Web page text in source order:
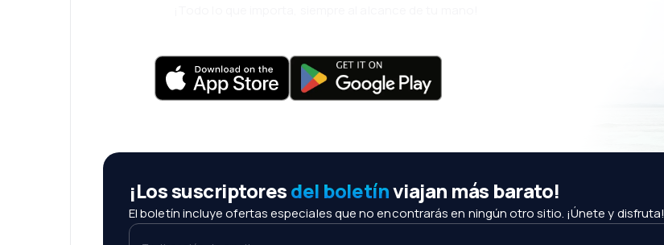
¡Los suscriptoresdel boletínviajan más barato!
El boletín incluye ofertas especiales que no encontrarás en ningún otro sitio. ¡Únete y disfruta!
Tu dirección de email